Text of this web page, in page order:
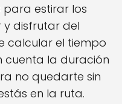
estirar los
y disfrutar del
calcular el tiempo
cuenta la duración
no quedarte sin
en la ruta.